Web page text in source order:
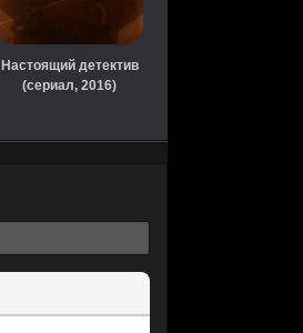
Настоящий детектив
(сериал, 2016)